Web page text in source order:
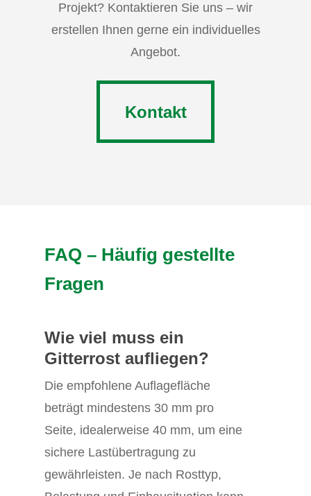
Projekt? Kontaktieren Sie uns – wir
erstellen Ihnen gerne ein individuelles
Angebot.
Kontakt
Kontakt
FAQ – Häufig gestellte
Fragen
Wie viel muss ein
Gitterrost aufliegen?
Die empfohlene Auflagefläche
beträgt mindestens 30 mm pro
Seite, idealerweise 40 mm, um eine
sichere Lastübertragung zu
gewährleisten. Je nach Rosttyp,